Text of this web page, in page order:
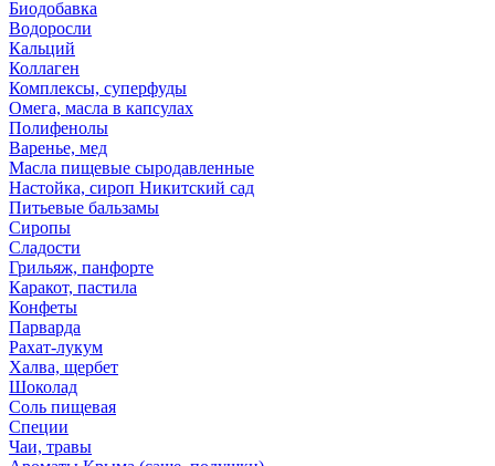
Биодобавка
Водоросли
Кальций
Коллаген
Комплексы, суперфуды
Омега, масла в капсулах
Полифенолы
Варенье, мед
Масла пищевые сыродавленные
Настойка, сироп Никитский сад
Питьевые бальзамы
Сиропы
Сладости
Грильяж, панфорте
Каракот, пастила
Конфеты
Парварда
Рахат-лукум
Халва, щербет
Шоколад
Соль пищевая
Специи
Чаи, травы